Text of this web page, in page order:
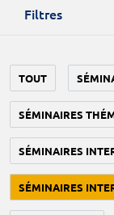
Filtres
TOUT
SÉMINAIRES
SÉMINAIRES
SÉMINAIRES